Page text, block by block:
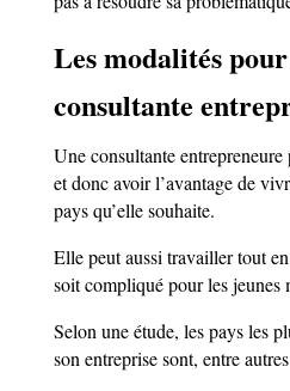
Les modalités
consultante
Une consultante
et donc avoir l’avantage de
pays qu’elle souhaite.
Elle peut aussi travailler tout
soit compliqué pour les jeunes
Selon une étude, les pays les
son entreprise sont, entre